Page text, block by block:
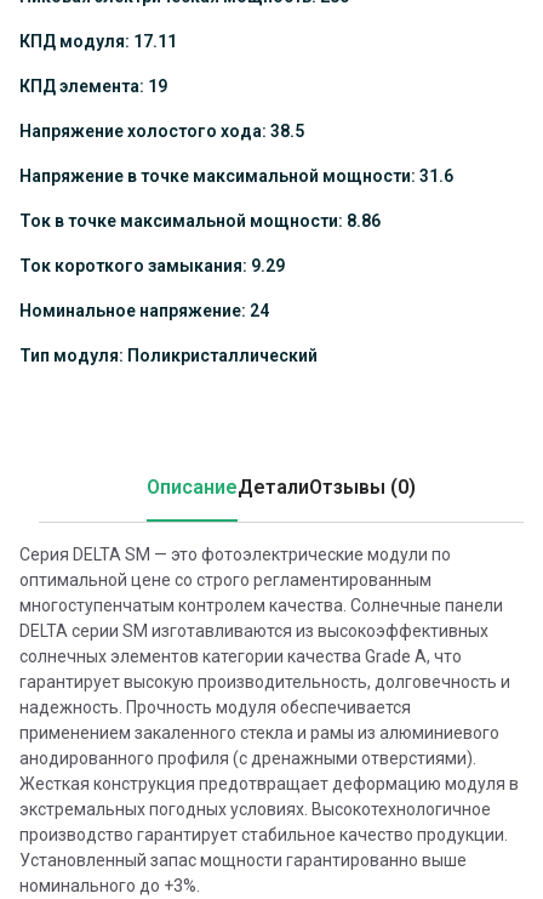
КПД модуля: 17.11
КПД элемента: 19
Напряжение холостого хода: 38.5
Напряжение в точке максимальной мощности: 31.6
Ток в точке максимальной мощности: 8.86
Ток короткого замыкания: 9.29
Номинальное напряжение: 24
Тип модуля: Поликристаллический
ОписаниеДеталиОтзывы (0)
Серия DELTA SM — это фотоэлектрические модули по
оптимальной цене со строго регламентированным
многоступенчатым контролем качества. Солнечные панели
DELTA серии SM изготавливаются из высокоэффективных
солнечных элементов категории качества Grade A, что
гарантирует высокую производительность, долговечность и
надежность. Прочность модуля обеспечивается
применением закаленного стекла и рамы из алюминиевого
анодированного профиля (с дренажными отверстиями).
Жесткая конструкция предотвращает деформацию модуля в
экстремальных погодных условиях. Высокотехнологичное
производство гарантирует стабильное качество продукции.
Установленный запас мощности гарантированно выше
номинального до +3%.